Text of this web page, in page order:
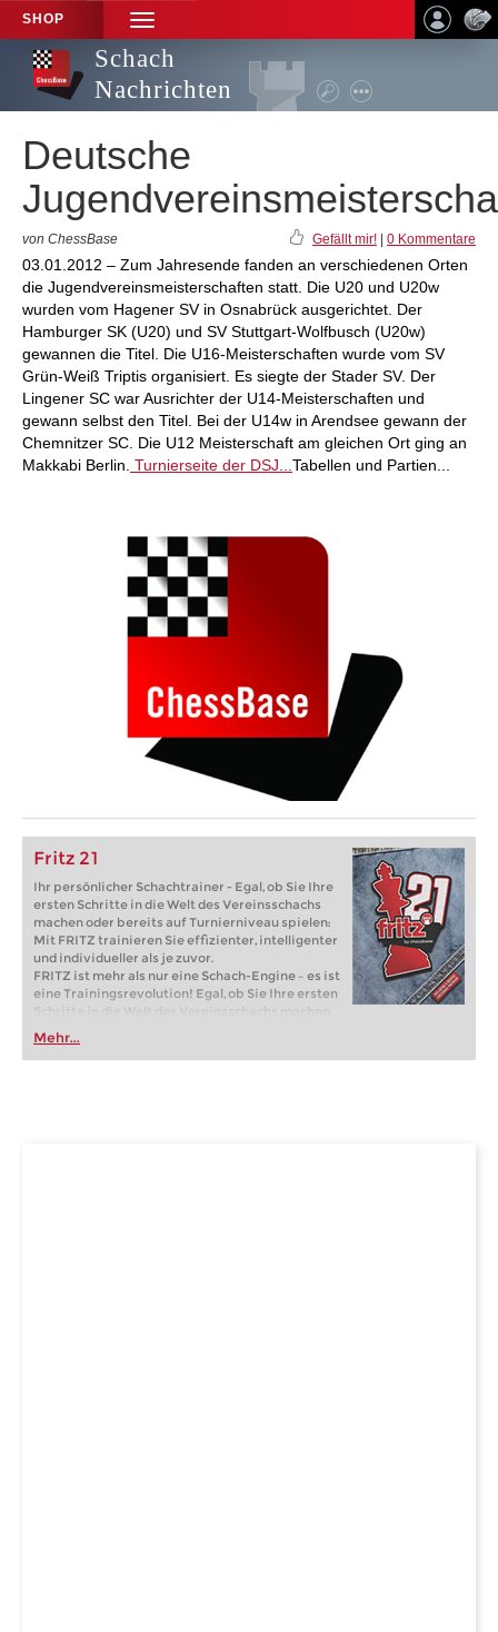
SHOP
TOGGLE
NAVIGATION
Schach
Nachrichten
Deutsche
von ChessBase Gefällt mir! 0 Kommentare
03.01.2012 – Zum Jahresende fanden an verschiedenen Orten
die Jugendvereinsmeisterschaften statt. Die U20 und U20w
wurden vom Hagener SV in Osnabrück ausgerichtet. Der
Hamburger SK (U20) und SV Stuttgart-Wolfbusch (U20w)
gewannen die Titel. Die U16-Meisterschaften wurde vom SV
Grün-Weiß Triptis organisiert. Es siegte der Stader SV. Der
Lingener SC war Ausrichter der U14-Meisterschaften und
gewann selbst den Titel. Bei der U14w in Arendsee gewann der
Chemnitzer SC. Die U12 Meisterschaft am gleichen Ort ging an
Makkabi Berlin. Turnierseite der DSJ... Tabellen und Partien...
Fritz 21
Ihr persönlicher Schachtrainer - Egal, ob Sie Ihre
ersten Schritte in die Welt des Vereinsschachs
machen oder bereits auf Turnierniveau spielen:
Mit FRITZ trainieren Sie effizienter, intelligenter
und individueller als je zuvor.
FRITZ ist mehr als nur eine Schach-Engine – es ist
eine Trainingsrevolution! Egal, ob Sie Ihre ersten
Schritte in die Welt des Vereinsschachs machen
oder bereits auf Turnierniveau spielen: Mit
FRITZ trainieren Sie effizienter, intelligenter und
individueller als je zuvor.
Mehr...